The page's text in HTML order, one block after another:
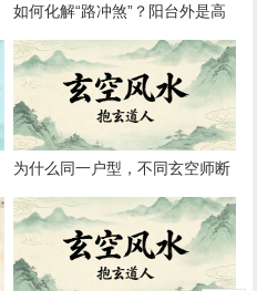
如何化解“路冲煞”？阳台外是高
架桥如何调整
为什么同一户型，不同玄空师断
验结果迥异？论心法与传承差异